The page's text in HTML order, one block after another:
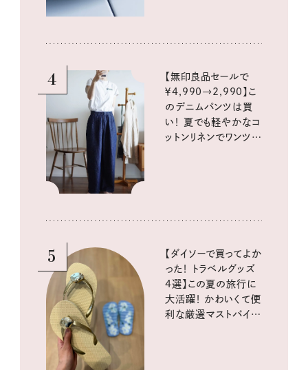
4
【無印良品セールで
￥4,990→2,990】こ
のデニムパンツは買
い！ 夏でも軽やかなコ
ットンリネンでワンツー
5
【ダイソーで買ってよか
った！ トラベルグッズ
4選】この夏の旅行に
大活躍！ かわいくて便
利な厳選マストバイア